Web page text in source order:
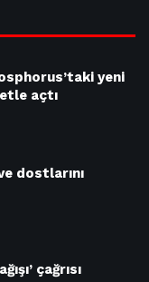
yeni
açtı
dostlarını
çağrısı